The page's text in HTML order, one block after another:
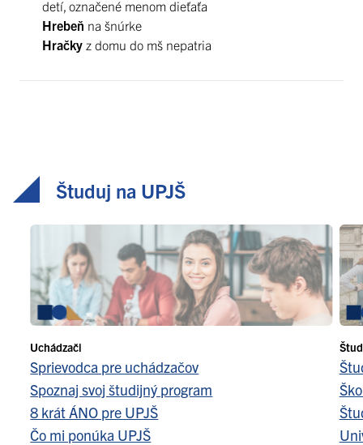
detí, označené menom dieťaťa
Hrebeň na šnúrke
Hračky z domu do mš nepatria
Študuj na UPJŠ
Uchádzači
Sprievodca pre uchádzačov
Spoznaj svoj študijný program
8 krát ÁNO pre UPJŠ
Čo mi ponúka UPJŠ